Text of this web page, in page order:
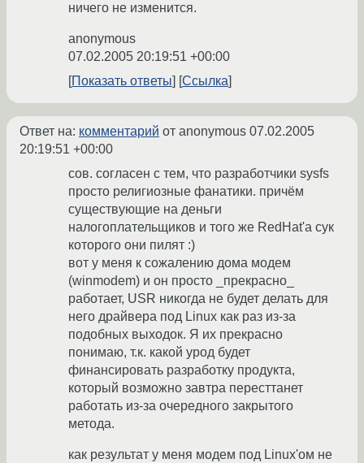
ничего не изменится.
anonymous
07.02.2005 20:19:51 +00:00
Показать ответы
Ссылка
Ответ на: комментарий от anonymous 07.02.2005
20:19:51 +00:00
сов. согласен с тем, что разработчики sysfs
просто религиозные фанатики. причём
существующие на деньги
налогоплательщиков и того же RedHat'а сук
которого они пилят :)
вот у меня к сожалению дома модем
(winmodem) и он просто _прекрасно_
работает, USR никогда не будет делать для
него драйвера под Linux как раз из-за
подобных выходок. Я их прекрасно
понимаю, т.к. какой урод будет
финансировать разработку продукта,
который возможно завтра пересттанет
работать из-за очередного закрытого
метода.
как результат у меня модем под Linux'ом не